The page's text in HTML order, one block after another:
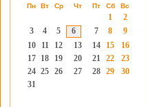
Пн Вт Ср Чт Пт Сб Вс
1
2
3
4 5 6 7 8
9
10
11 12 13 14 15
16
17
18 19 20 21 22
23
24 25 26 27 28 29
30
31